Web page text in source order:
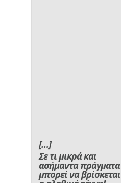
[…]
Σε τι μικρά και
ασήμαντα πράγματα
μπορεί να βρίσκεται